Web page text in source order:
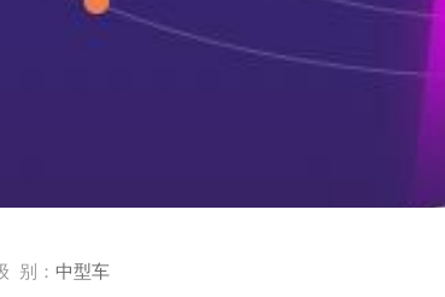
别： 中型车